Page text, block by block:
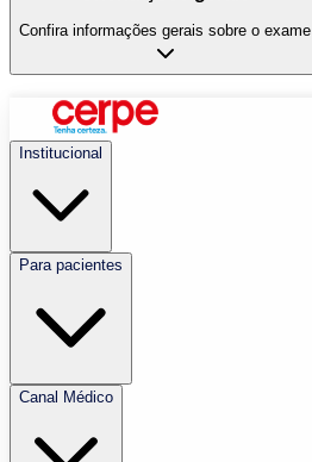
Confira informações gerais sobre o exame
Institucional
Para pacientes
Canal Médico